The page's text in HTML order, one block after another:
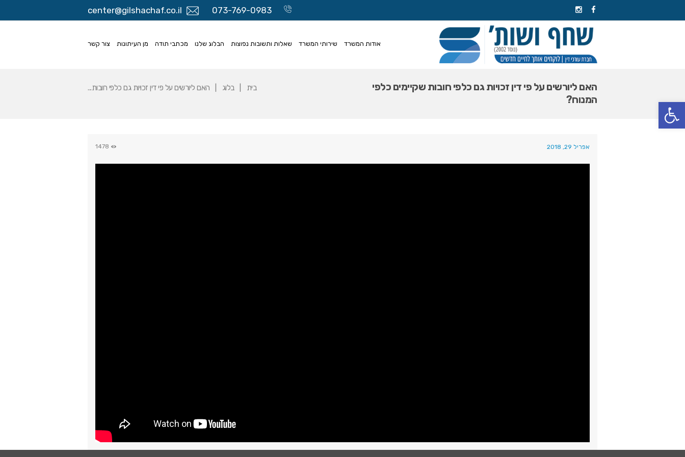
פתח סרגל נגישות
center@gilshachaf.co.il 073-769-0983
אודות המשרד שירותי המשרד שאלות ותשובות נפוצות הבלוג שלנו מכתבי תודה מן העיתונות צור קשר
האם ליורשים על פי דין זכויות גם כלפי חובות שקיימים כלפי
המנוח?
בית בלוג האם ליורשים על פי דין זכויות גם כלפי חובות...
אפריל 29, 2018 1478